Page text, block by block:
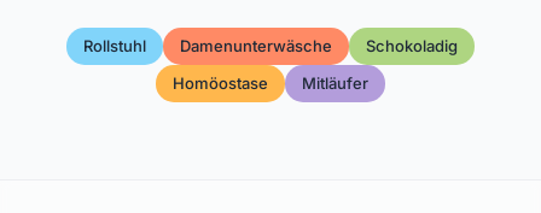
Rollstuhl Damenunterwäsche
Schokoladig
Homöostase
Mitläufer